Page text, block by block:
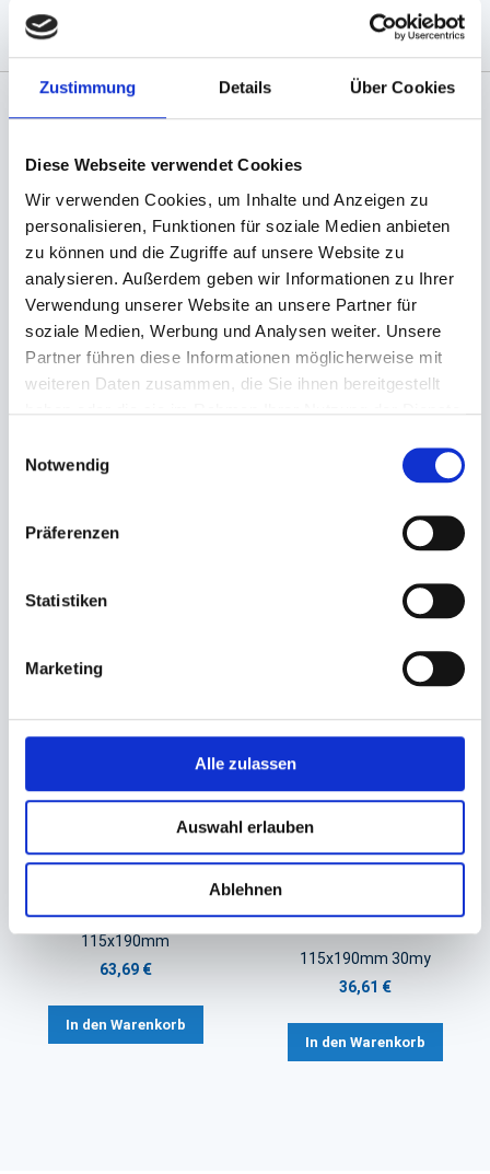
Zustimmung Details Über Cookies
Diese Webseite verwendet Cookies
Wir verwenden Cookies, um Inhalte und Anzeigen zu
personalisieren, Funktionen für soziale Medien anbieten
zu können und die Zugriffe auf unsere Website zu
analysieren. Außerdem geben wir Informationen zu Ihrer
Verwendung unserer Website an unsere Partner für
soziale Medien, Werbung und Analysen weiter. Unsere
Partner führen diese Informationen möglicherweise mit
weiteren Daten zusammen, die Sie ihnen bereitgestellt
Notwendig
Präferenzen
Statistiken
Marketing
Alle zulassen
Auswahl erlauben
Ablehnen
Produktsicherheitsverordnung:packpack.de GmbH, Am
Sie könnten auch an folgenden Artikeln
interessiert sein
145x235mm
95x160mm
115x190mm
63,69 €
In den Warenkorb
Kreuzbodenbeutel OPP
115x190mm 30my
36,61 €
In den Warenkorb